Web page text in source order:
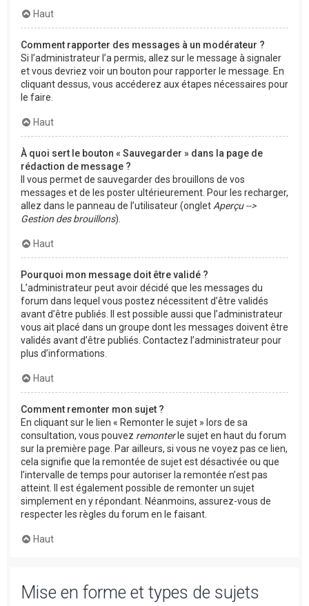
Haut
Comment rapporter des messages à un modérateur ?
Si l’administrateur l’a permis, allez sur le message à signaler
et vous devriez voir un bouton pour rapporter le message. En
cliquant dessus, vous accéderez aux étapes nécessaires pour
le faire.
Haut
À quoi sert le bouton « Sauvegarder » dans la page de
rédaction de message ?
Il vous permet de sauvegarder des brouillons de vos
messages et de les poster ultérieurement. Pour les recharger,
allez dans le panneau de l’utilisateur (onglet Aperçu -->
Gestion des brouillons).
Haut
Pourquoi mon message doit être validé ?
L’administrateur peut avoir décidé que les messages du
forum dans lequel vous postez nécessitent d’être validés
avant d’être publiés. Il est possible aussi que l’administrateur
vous ait placé dans un groupe dont les messages doivent être
validés avant d’être publiés. Contactez l’administrateur pour
plus d’informations.
Haut
Comment remonter mon sujet ?
En cliquant sur le lien « Remonter le sujet » lors de sa
consultation, vous pouvez remonterle sujet en haut du forum
sur la première page. Par ailleurs, si vous ne voyez pas ce lien,
cela signifie que la remontée de sujet est désactivée ou que
l’intervalle de temps pour autoriser la remontée n’est pas
atteint. Il est également possible de remonter un sujet
simplement en y répondant. Néanmoins, assurez-vous de
respecter les règles du forum en le faisant.
Haut
Mise en forme et types de sujets